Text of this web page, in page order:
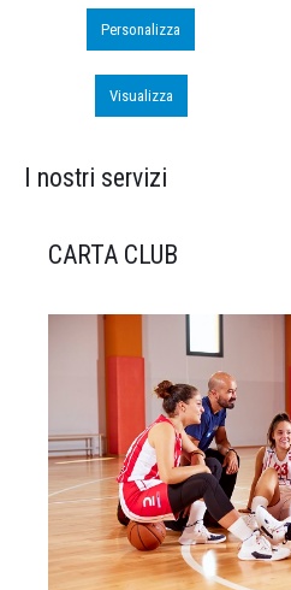
Personalizza
Visualizza
I nostri servizi
CARTA CLUB